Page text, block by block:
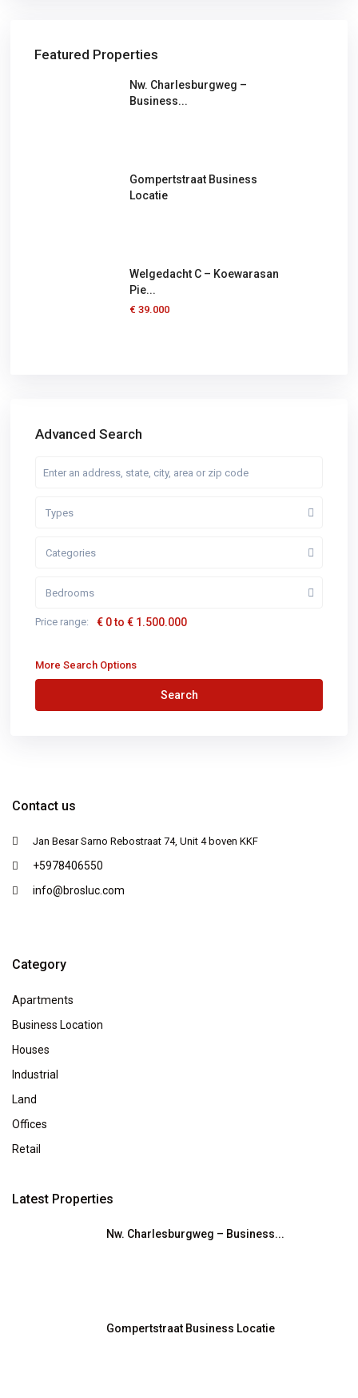
Featured Properties
Nw. Charlesburgweg –
Business...
Gompertstraat Business
Locatie
Welgedacht C – Koewarasan
Pie...
€ 39.000
Advanced Search
Types
Categories
Bedrooms
Price range: € 0 to € 1.500.000
More Search Options
Search
Contact us
Jan Besar Sarno Rebostraat 74, Unit 4 boven KKF
+5978406550
info@brosluc.com
Category
Apartments
Business Location
Houses
Industrial
Land
Offices
Retail
Latest Properties
Nw. Charlesburgweg – Business...
Gompertstraat Business Locatie